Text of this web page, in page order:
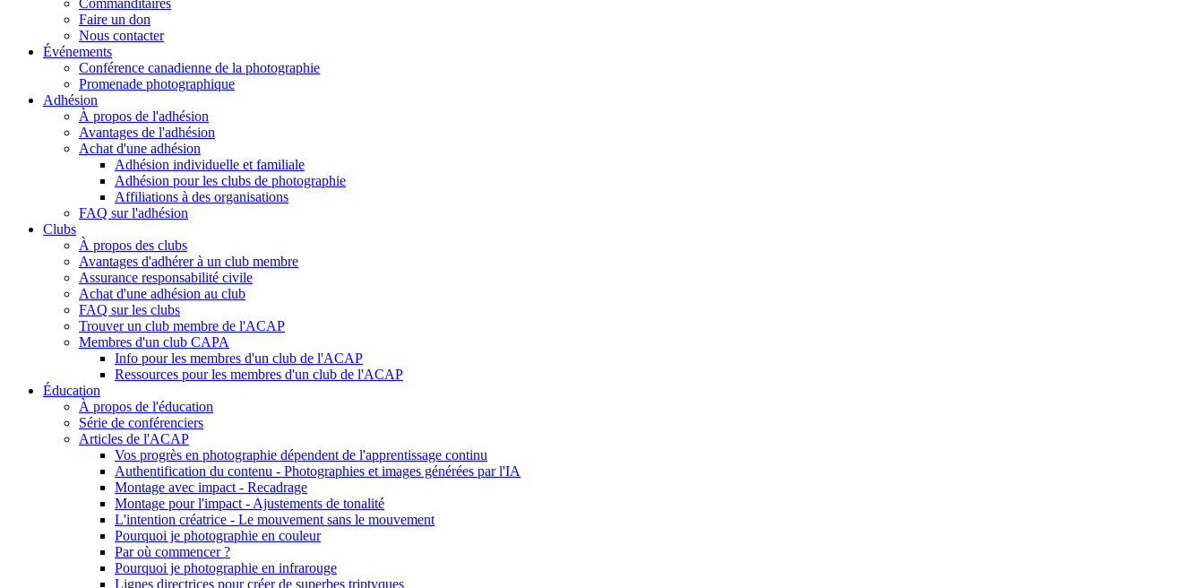
Commanditaires
Faire un don
Nous contacter
Événements
Conférence canadienne de la photographie
Promenade photographique
Adhésion
À propos de l'adhésion
Avantages de l'adhésion
Achat d'une adhésion
Adhésion individuelle et familiale
Adhésion pour les clubs de photographie
Affiliations à des organisations
FAQ sur l'adhésion
Clubs
À propos des clubs
Avantages d'adhérer à un club membre
Assurance responsabilité civile
Achat d'une adhésion au club
FAQ sur les clubs
Trouver un club membre de l'ACAP
Membres d'un club CAPA
Info pour les membres d'un club de l'ACAP
Ressources pour les membres d'un club de l'ACAP
Éducation
À propos de l'éducation
Série de conférenciers
Articles de l'ACAP
Vos progrès en photographie dépendent de l'apprentissage continu
Authentification du contenu - Photographies et images générées par l'IA
Montage avec impact - Recadrage
Montage pour l'impact - Ajustements de tonalité
L'intention créatrice - Le mouvement sans le mouvement
Pourquoi je photographie en couleur
Par où commencer ?
Pourquoi je photographie en infrarouge
Lignes directrices pour créer de superbes triptyques